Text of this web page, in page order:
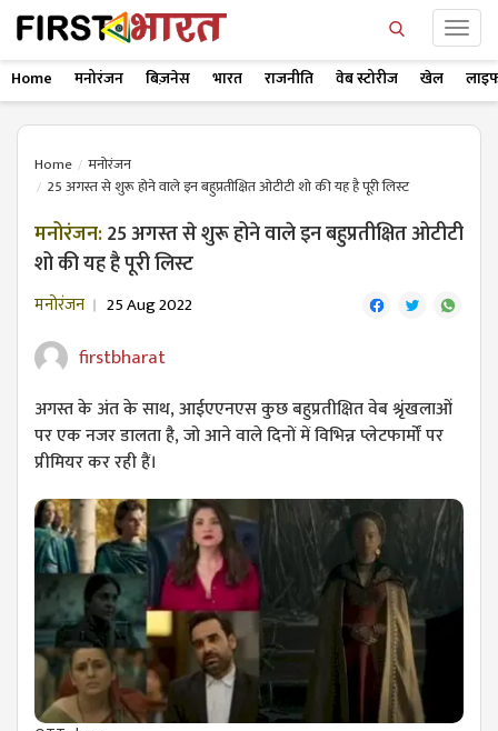
Home मनोरंजन बिज़नेस भारत राजनीति वेब स्टोरीज खेल
Home
मनोरंजन
25 अगस्त से शुरू होने वाले इन बहुप्रतीक्षित ओटीटी शो की यह है पूरी लिस्ट
मनोरंजन:25 अगस्त से शुरू होने वाले इन बहुप्रतीक्षित ओटीटी
शो की यह है पूरी लिस्ट
मनोरंजन 25 Aug 2022
firstbharat
अगस्त के अंत के साथ, आईएएनएस कुछ बहुप्रतीक्षित वेब श्रृंखलाओं
पर एक नजर डालता है, जो आने वाले दिनों में विभिन्न प्लेटफार्मों पर
प्रीमियर कर रही हैं।